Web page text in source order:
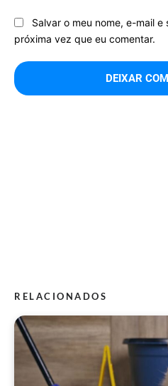
Salvar o meu nome, e-mail
próxima vez que eu comentar.
RELACIONADOS